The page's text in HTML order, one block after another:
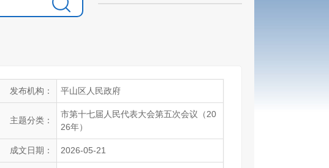
发布机构： 平山区人民政府
主题分类：
市第十七届人民代表大会第五次会议（20
26年）
成文日期： 2026-05-21